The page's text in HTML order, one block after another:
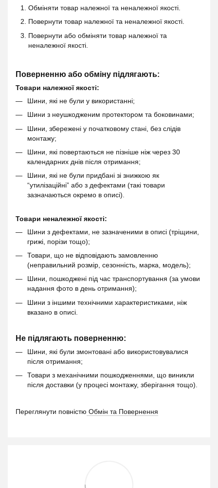
Обміняти товар належної та неналежної якості.
Повернути товар належної та неналежної якості.
Повернути або обміняти товар належної та
неналежної якості.
Поверненню або обміну підлягають:
Товари належної якості:
Шини, які не були у використанні;
Шини з неушкодженим протектором та боковинами;
Шини, збережені у початковому стані, без слідів
монтажу;
Шини, які повертаються не пізніше ніж через 30
календарних днів після отримання;
Шини, які не були придбані зі знижкою як
“утилізаційні” або з дефектами (такі товари
зазначаються окремо в описі).
Товари неналежної якості:
Шини з дефектами, не зазначеними в описі (тріщини,
грижі, порізи тощо);
Товари, що не відповідають замовленню
(неправильний розмір, сезонність, марка, модель);
Шини, пошкоджені під час транспортування (за умови
надання фото в день отримання);
Шини з іншими технічними характеристиками, ніж
вказано в описі.
Не підлягають поверненню:
Шини, які були змонтовані або використовувалися
після отримання;
Товари з механічними пошкодженнями, що виникли
після доставки (у процесі монтажу, зберігання тощо).
Переглянути повністю Обмін та Повернення